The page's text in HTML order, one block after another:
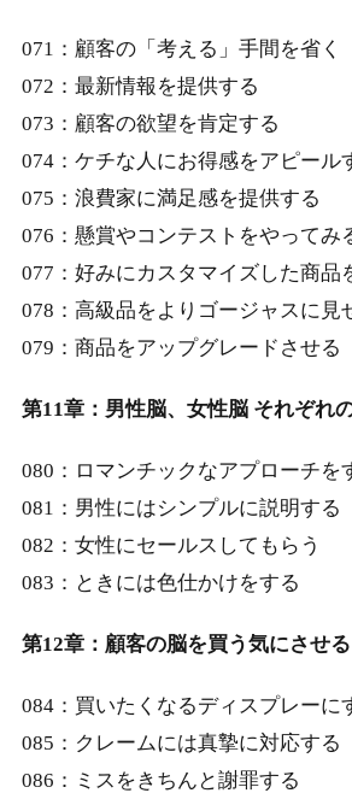
071：顧客の「考える」手間を省く
072：最新情報を提供する
073：顧客の欲望を肯定する
074：ケチな人にお得感をアピール
075：浪費家に満足感を提供する
076：懸賞やコンテストをやってみ
077：好みにカスタマイズした商品
078：高級品をよりゴージャスに見
079：商品をアップグレードさせる
第11章：男性脳、女性脳 それぞれ
080：ロマンチックなアプローチを
081：男性にはシンプルに説明する
082：女性にセールスしてもらう
083：ときには色仕かけをする
第12章：顧客の脳を買う気にさせる
084：買いたくなるディスプレーに
085：クレームには真摯に対応する
086：ミスをきちんと謝罪する